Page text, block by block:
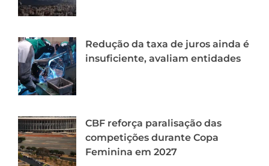
Redução da taxa de juros ainda é
insuficiente, avaliam entidades
CBF reforça paralisação das
competições durante Copa
Feminina em 2027